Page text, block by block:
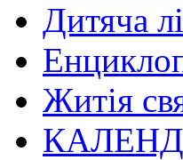
Дитяча
Житія